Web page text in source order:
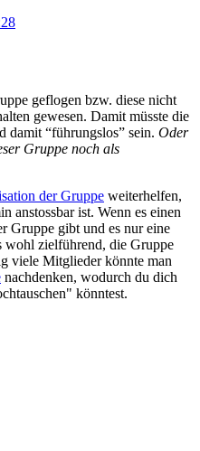
geflogen bzw. diese nicht
gewesen. Damit müsste die
damit “führungslos” sein. Oder
Gruppe noch als
der Gruppe weiterhelfen,
anstossbar ist. Wenn es einen
Gruppe gibt und es nur eine
wohl zielführend, die Gruppe
viele Mitglieder könnte man
nachdenken, wodurch du dich
könntest.